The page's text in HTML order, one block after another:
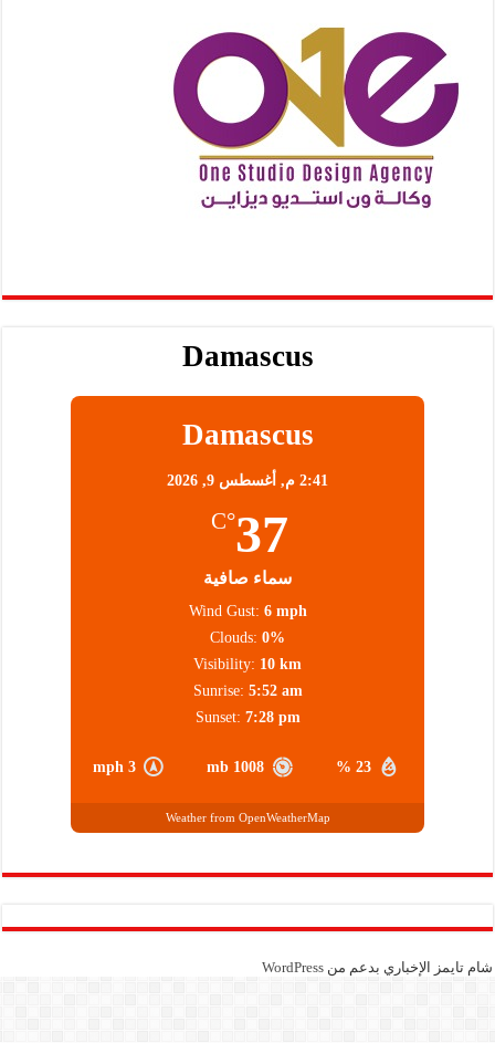
Damascus
Damascus
2:41 م, أغسطس 9, 2026
37
°C
سماء صافية
23 %
1008 mb
3 mph
Wind Gust: 6 mph
Clouds: 0%
Visibility: 10 km
Sunrise: 5:52 am
Sunset: 7:28 pm
Weather from OpenWeatherMap
شام تايمز الإخباري بدعم من WordPress